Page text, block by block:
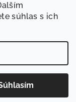
súhlas s ich